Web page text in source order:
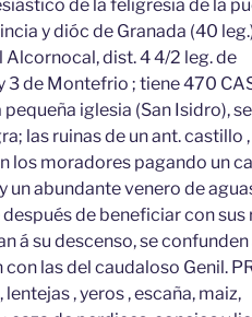
de la feligresia de la
y dióc de Granada (40
Alcornocal, dist. 4 4/2 leg. de
3 de Montefrio ; tiene 470
iglesia (San Isidro),
las ruinas de un ant. castillo ,
los moradores pagando un
abundante venero de
de beneficiar con sus
á su descenso, se confunden
las del caudaloso Genil.
, yeros , escaña, maiz,